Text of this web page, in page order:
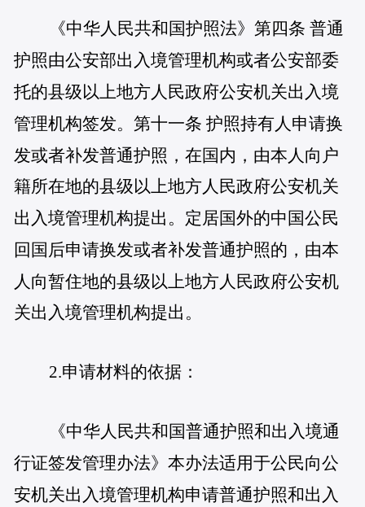
《中华人民共和国护照法》第四条 普通
护照由公安部出入境管理机构或者公安部委
托的县级以上地方人民政府公安机关出入境
管理机构签发。第十一条 护照持有人申请换
发或者补发普通护照，在国内，由本人向户
籍所在地的县级以上地方人民政府公安机关
出入境管理机构提出。定居国外的中国公民
回国后申请换发或者补发普通护照的，由本
人向暂住地的县级以上地方人民政府公安机
关出入境管理机构提出。
2.申请材料的依据：
《中华人民共和国普通护照和出入境通
行证签发管理办法》本办法适用于公民向公
安机关出入境管理机构申请普通护照和出入